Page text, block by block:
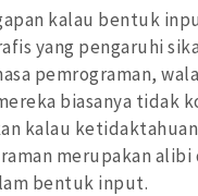
kalau bentuk
yang pengaruhi
pemrograman,
biasanya tidak
kalau ketidaktahuan
merupakan alibi
bentuk input.